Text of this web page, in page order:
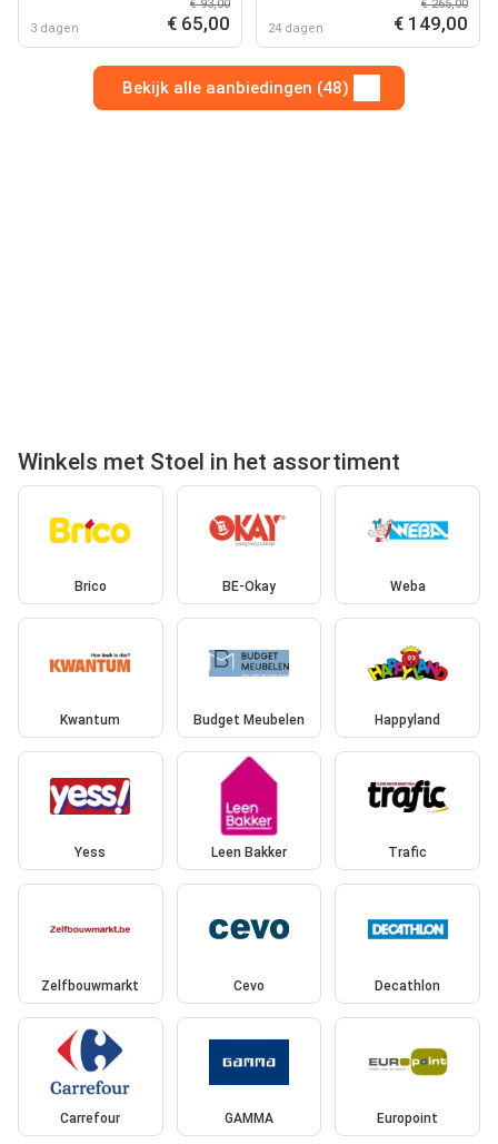
3 dagen
€ 93,00
€ 65,00 24 dagen
€ 265,00
€ 149,00
Bekijk alle aanbiedingen (48)
Winkels met Stoel in het assortiment
Brico BE-Okay Weba
Kwantum Budget Meubelen Happyland
Yess Leen Bakker Trafic
Zelfbouwmarkt Cevo Decathlon
Carrefour GAMMA Europoint